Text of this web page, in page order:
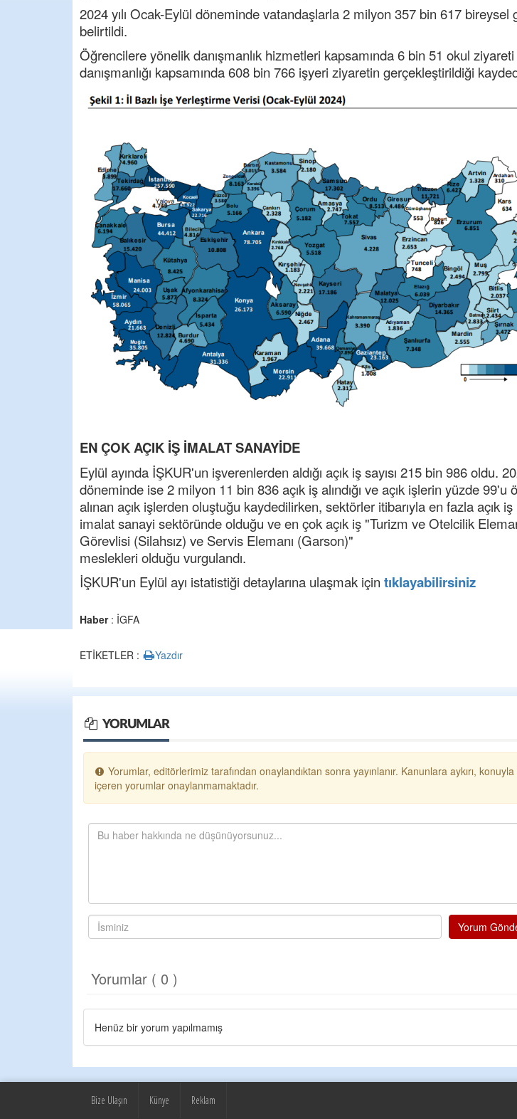
2024 yılı Ocak-Eylül döneminde vatandaşlarla 2 milyon 357 bin 617 bireysel
belirtildi.
Öğrencilere yönelik danışmanlık hizmetleri kapsamında 6 bin 51 okul
danışmanlığı kapsamında 608 bin 766 işyeri ziyaretin gerçekleştirildiği
EN ÇOK AÇIK İŞ İMALAT SANAYİDE
Eylül ayında İŞKUR'un işverenlerden aldığı açık iş sayısı 215 bin 986 oldu.
döneminde ise 2 milyon 11 bin 836 açık iş alındığı ve açık işlerin yüzde 99'u
alınan açık işlerden oluştuğu kaydedilirken, sektörler itibarıyla en fazla açık
imalat sanayi sektöründe olduğu ve en çok açık iş "Turizm ve Otelcilik
Görevlisi (Silahsız) ve Servis Elemanı (Garson)"
meslekleri olduğu vurgulandı.
İŞKUR'un Eylül ayı istatistiği detaylarına ulaşmak için tıklayabilirsiniz
Haber: İGFA
ETİKETLER : Yazdır
YORUMLAR
Yorumlar, editörlerimiz tarafından onaylandıktan sonra yayınlanır. Kanunlara aykırı,
içeren yorumlar onaylanmamaktadır.
Yorum
Yorumlar ( 0 )
Henüz bir yorum yapılmamış
Cengiz GÜZEL
Başkana
senedir
terbiyesi
toplayıp Kon...
Ereğlili
Ereğli Futbol
düşünsün ve
... DEVAMI
Halil Aydın
Birol Şahin ülke
damgasını
bulmuş hali
küsmeden yunus
Çırak ustasından
Ben İbrahim
Bize Ulaşın Künye Reklam